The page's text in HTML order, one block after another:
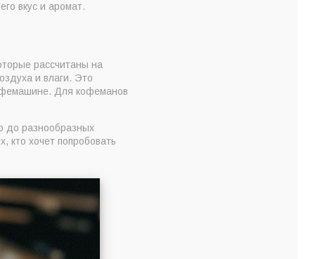
вкус и аромат.
рассчитаны на
и влаги. Это
Для кофеманов
до разнообразных
хочет попробовать